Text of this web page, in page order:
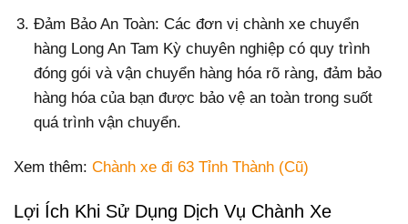
Đảm Bảo An Toàn: Các đơn vị chành xe chuyển
hàng Long An Tam Kỳ chuyên nghiệp có quy trình
đóng gói và vận chuyển hàng hóa rõ ràng, đảm bảo
hàng hóa của bạn được bảo vệ an toàn trong suốt
quá trình vận chuyển.
Xem thêm: Chành xe đi 63 Tỉnh Thành (Cũ)
Lợi Ích Khi Sử Dụng Dịch Vụ Chành Xe